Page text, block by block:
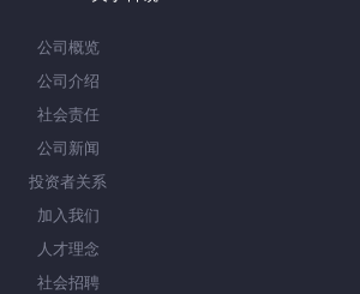
公司概览
公司介绍
社会责任
公司新闻
投资者关系
加入我们
人才理念
社会招聘